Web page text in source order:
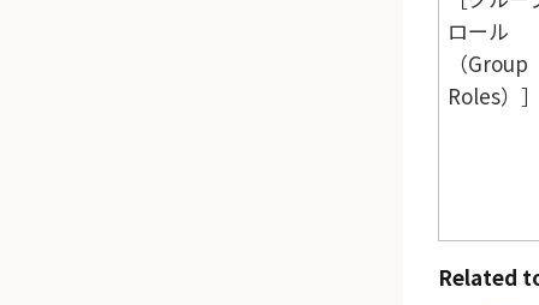
ロール
（Group
Roles）
Related